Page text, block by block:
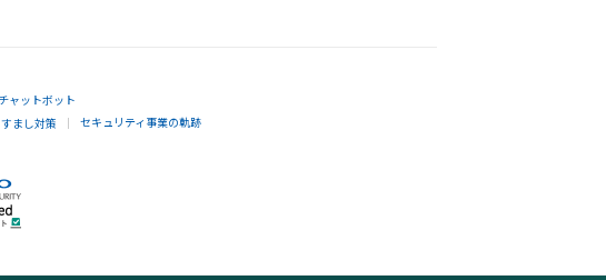
ャットボット
まし対策 セキュリティ事業の軌跡